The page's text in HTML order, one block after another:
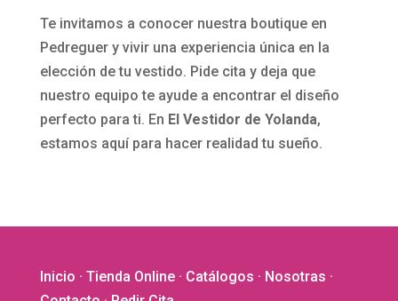
Te invitamos a conocer nuestra boutique en
Pedreguer y vivir una experiencia única en la
elección de tu vestido. Pide cita y deja que
nuestro equipo te ayude a encontrar el diseño
perfecto para ti. En El Vestidor de Yolanda,
estamos aquí para hacer realidad tu sueño.
Inicio · Tienda Online· Catálogos · Nosotras ·